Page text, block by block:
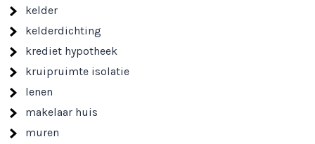
kelder
kelderdichting
krediet hypotheek
kruipruimte isolatie
lenen
makelaar huis
muren